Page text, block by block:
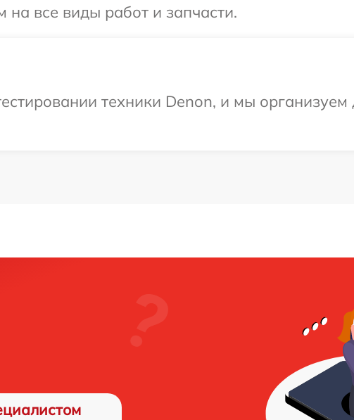
на все виды работ и запчасти.
техники Denon, и мы организуем